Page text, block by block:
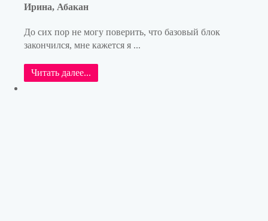
Ирина, Абакан
До сих пор не могу поверить, что базовый блок
закончился, мне кажется я ...
Читать далее...